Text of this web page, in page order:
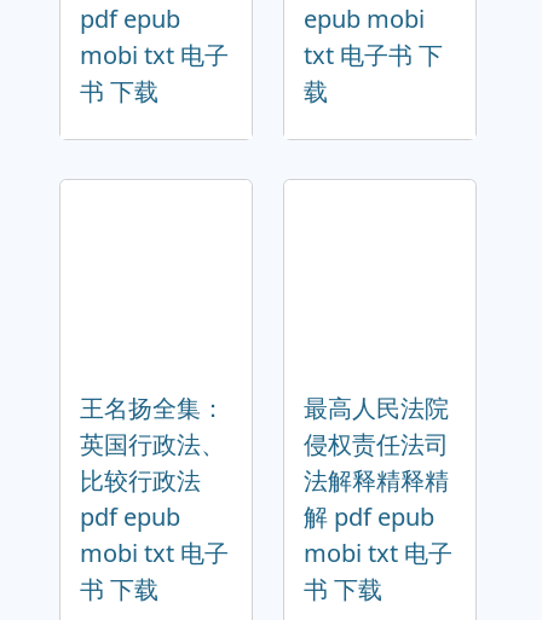
pdf epub
mobi txt 电子
书 下载
epub mobi
txt 电子书 下
载
王名扬全集：
英国行政法、
比较行政法
pdf epub
mobi txt 电子
书 下载
最高人民法院
侵权责任法司
法解释精释精
解 pdf epub
mobi txt 电子
书 下载